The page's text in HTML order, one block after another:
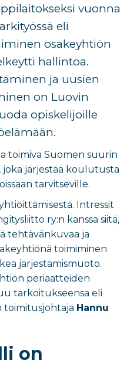
vuonna
eli
osakeyhtiön
hallintoa.
ja uusien
on Luovin
opiskelijoille
toimiva Suomen suurin
joka järjestää koulutusta
tarvitseville.
Intressit
ry:n kanssa siitä,
tehtävänkuvaa ja
toimiminen
järjestämismuoto.
periaatteiden
tarkoitukseensa eli
toimitusjohtaja Hannu
on